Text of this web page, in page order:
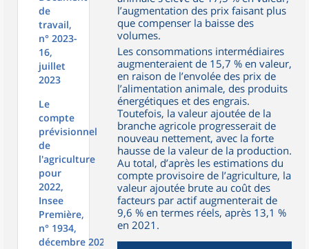
de
travail,
n° 2023-
16,
juillet
2023
Le
compte
prévisionnel
de
l'agriculture
pour
2022,
Insee
Première,
n° 1934,
décembre 2022
l’augmentation des prix faisant plus
que compenser la baisse des
volumes.
Les consommations intermédiaires
augmenteraient de 15,7 % en valeur,
en raison de l’envolée des prix de
l’alimentation animale, des produits
énergétiques et des engrais.
Toutefois, la valeur ajoutée de la
branche agricole progresserait de
nouveau nettement, avec la forte
hausse de la valeur de la production.
Au total, d’après les estimations du
compte provisoire de l’agriculture, la
valeur ajoutée brute au coût des
facteurs par actif augmenterait de
9,6 % en termes réels, après 13,1 %
en 2021.